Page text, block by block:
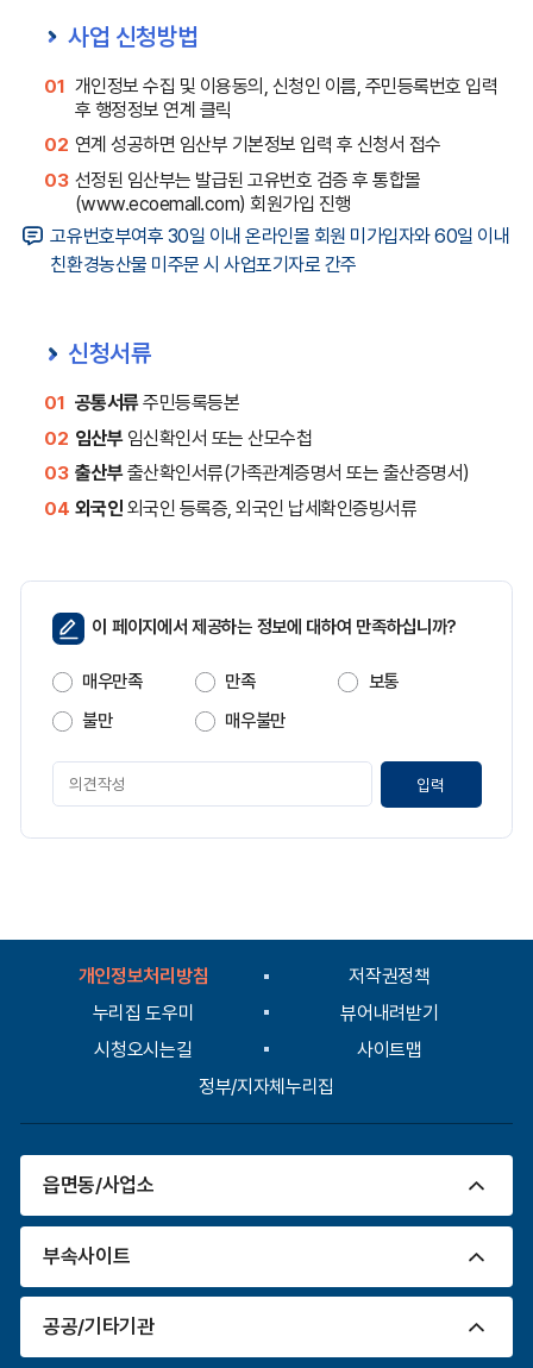
사업 신청방법
01 개인정보 수집 및 이용동의, 신청인 이름, 주민등록번호 입력
후 행정정보 연계 클릭
02 연계 성공하면 임산부 기본정보 입력 후 신청서 접수
03 선정된 임산부는 발급된 고유번호 검증 후 통합몰
(www.ecoemall.com) 회원가입 진행
고유번호부여후 30일 이내 온라인몰 회원 미가입자와 60일 이내
친환경농산물 미주문 시 사업포기자로 간주
신청서류
01 공통서류주민등록등본
02 임산부임신확인서 또는 산모수첩
03 출산부출산확인서류(가족관계증명서 또는 출산증명서)
04 외국인 외국인 등록증, 외국인 납세확인증빙서류
페
이
지
만
족
이 페이지에서 제공하는 정보에 대하여 만족하십니까?
매우만족 만족
보통
불만
매우불만
페
만
가
개인정보처리방침
저작권정책
누리집 도우미
뷰어내려받기
시청오시는길
사이트맵
정부/지자체누리집
읍면동/사업소
부속사이트
공공/기타기관